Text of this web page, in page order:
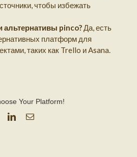
чтобы избежать
pinco?Да, есть
платформ для
таких как Trello и Asana.
Your Platform!